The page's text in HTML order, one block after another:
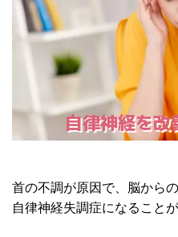
自律神経を改
首の不調が原因で、脳から
自律神経失調症になることが